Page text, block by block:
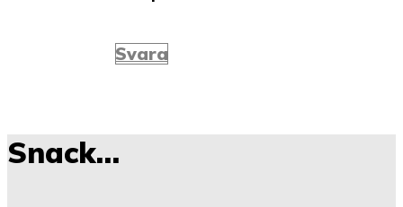
Svara
Snack…